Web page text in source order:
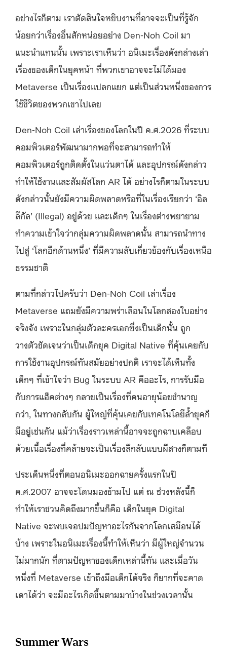
อย่างไรก็ตาม เราตัดสินใจหยิบงานที่อาจจะเป็นที่รู้จัก
น้อยกว่าเรื่องอื่นสักหน่อยอย่าง Den-Noh Coil มา
แนะนำแทนนั้น เพราะเราเห็นว่า อนิเมะเรื่องดังกล่างเล่า
เรื่องของเด็กในยุคหน้า ที่พวกเขาอาจจะไม่ได้มอง
Metaverse เป็นเรื่องแปลกแยก แต่เป็นส่วนหนึ่งของการ
ใช้ชีวิตของพวกเขาไปเลย
Den-Noh Coil เล่าเรื่องของโลกในปี ค.ศ.2026 ที่ระบบ
คอมพิวเตอร์พัฒนามากพอที่จะสามารถทำให้
คอมพิวเตอร์ถูกติดตั้งในแว่นตาได้ และอุปกรณ์ดังกล่าว
ทำให้ใช้งานและสัมผัสโลก AR ได้ อย่างไรก็ตามในระบบ
ดังกล่าวนั้นยังมีความผิดพลาดหรือที่ในเรื่องเรียกว่า ‘อิล
ลีกัล’ (Illegal) อยู่ด้วย และเด็กๆ ในเรื่องต่างพยายาม
ทำความเข้าใจว่ากลุ่มความผิดพลาดนั้น สามารถนำทาง
ไปสู่ ‘โลกอีกด้านหนึ่ง’ ที่มีความลับเกี่ยวข้องกับเรื่องเหนือ
ธรรมชาติ
ตามที่กล่าวไปครับว่า Den-Noh Coil เล่าเรื่อง
Metaverse แถมยังมีความพร่าเลือนในโลกสองใบอย่าง
จริงจัง เพราะในกลุ่มตัวละครเอกซึ่งเป็นเด็กนั้น ถูก
วางตัวชัดเจนว่าเป็นเด็กยุค Digital Native ที่คุ้นเคยกับ
การใช้งานอุปกรณ์ทันสมัยอย่างปกติ เราจะได้เห็นทั้ง
เด็กๆ ที่เข้าใจว่า Bug ในระบบ AR คืออะไร, การรับมือ
กับการแฮ็คต่างๆ กลายเป็นเรื่องที่คนอายุน้อยชำนาญ
กว่า, ในทางกลับกัน ผู้ใหญ่ที่คุ้นเคยกับเทคโนโลยีล้ำยุคก็
มีอยู่เช่นกัน แม้ว่าเรื่องราวเหล่านี้อาจจะถูกฉาบเคลือบ
ด้วยเนื้อเรื่องที่คล้ายจะเป็นเรื่องลึกลับแบบผีสางก็ตามที
ประเด็นหนึ่งที่ตอนอนิเมะออกฉายครั้งแรกในปี
ค.ศ.2007 อาจจะโดนมองข้ามไป แต่ ณ ช่วงหลังนี้ก็
ทำให้เราชวนคิดถึงมากขึ้นก็คือ เด็กในยุค Digital
Native จะพบเจอปมปัญหาอะไรกันจากโลกเสมือนได้
บ้าง เพราะในอนิเมะเรื่องนี้ทำให้เห็นว่า มีผู้ใหญ่จำนวน
ไม่มากนัก ที่ตามปัญหาของเด็กเหล่านี้ทัน และเมื่อวัน
หนึ่งที่ Metaverse เข้าถึงมือเด็กได้จริง ก็ยากที่จะคาด
เดาได้ว่า จะมีอะไรเกิดขึ้นตามมาบ้างในช่วงเวลานั้น
Summer Wars